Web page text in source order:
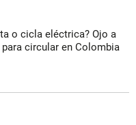
o cicla eléctrica? Ojo a
para circular en Colombia